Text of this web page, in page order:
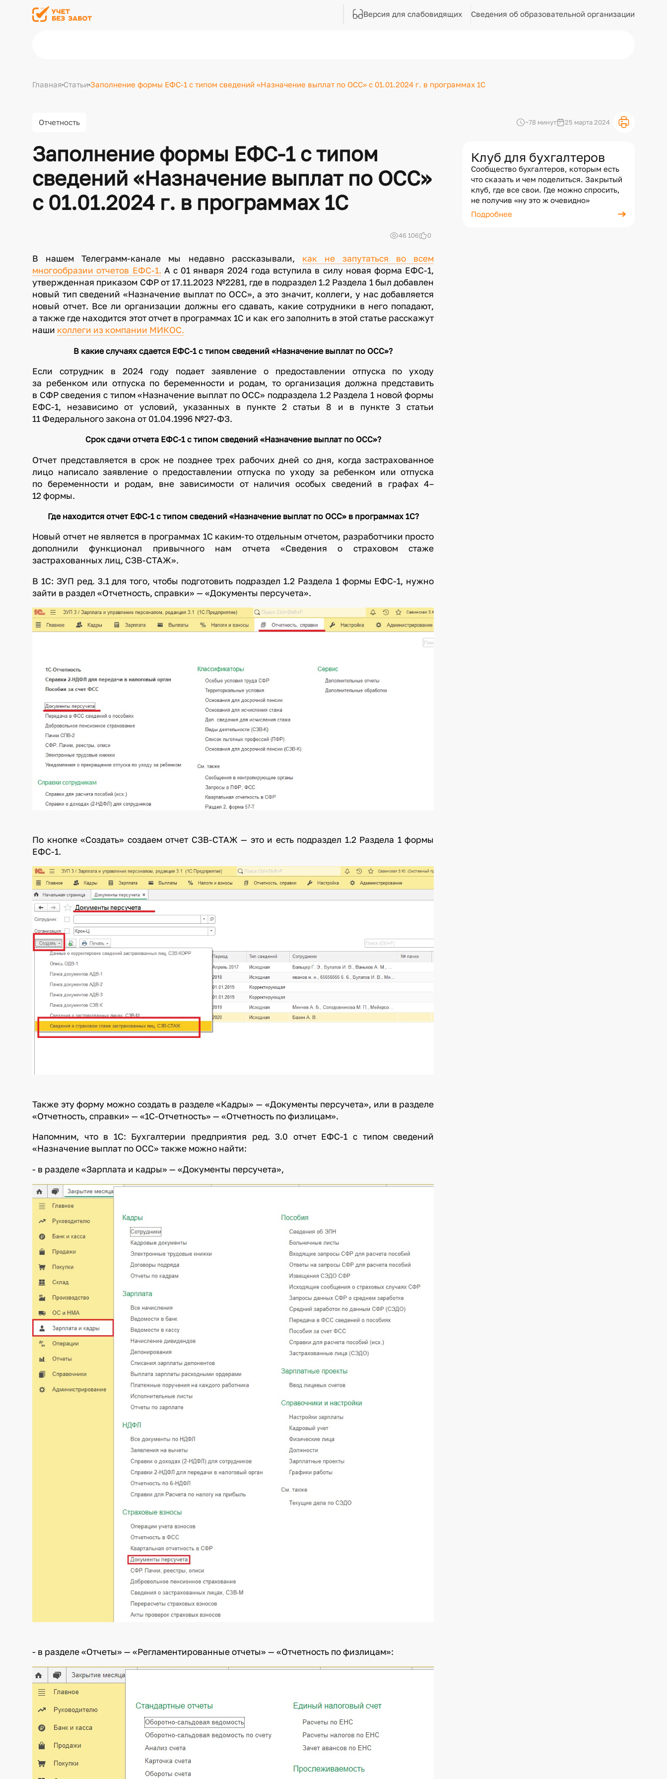
Версия для слабовидящих Сведения об образовательной организации
Главная СтатьиЗаполнение формы ЕФС-1 с типом сведений «Назначение выплат по ОСС» с 01.01.2024 г. в программах 1С
Отчетность ~78 минут 25 марта 2024
Заполнение формы ЕФС-1 с типом
сведений «Назначение выплат по ОСС»
с 01.01.2024 г. в программах 1С
46 106 0
В нашем Телеграмм-канале мы недавно рассказывали, как не запутаться во всем
многообразии отчетов ЕФС-1. А с 01 января 2024 года вступила в силу новая форма ЕФС-1,
утвержденная приказом СФР от 17.11.2023 №2281, где в подраздел 1.2 Раздела 1 был добавлен
новый тип сведений «Назначение выплат по ОСС», а это значит, коллеги, у нас добавляется
новый отчет. Все ли организации должны его сдавать, какие сотрудники в него попадают,
а также где находится этот отчет в программах 1С и как его заполнить в этой статье расскажут
наши коллеги из компании МИКОС.
В какие случаях сдается ЕФС-1 с типом сведений «Назначение выплат по ОСС»?
Если сотрудник в 2024 году подает заявление о предоставлении отпуска по уходу
за ребенком или отпуска по беременности и родам, то организация должна представить
в СФР сведения с типом «Назначение выплат по ОСС» подраздела 1.2 Раздела 1 новой формы
ЕФС-1, независимо от условий, указанных в пункте 2 статьи 8 и в пункте 3 статьи
11 Федерального закона от 01.04.1996 №27-ФЗ.
Срок сдачи отчета ЕФС-1 с типом сведений «Назначение выплат по ОСС»?
Отчет представляется в срок не позднее трех рабочих дней со дня, когда застрахованное
лицо написало заявление о предоставлении отпуска по уходу за ребенком или отпуска
по беременности и родам, вне зависимости от наличия особых сведений в графах 4–
12 формы.
Где находится отчет ЕФС-1 с типом сведений «Назначение выплат по ОСС» в программах 1С?
Новый отчет не является в программах 1С каким-то отдельным отчетом, разработчики просто
дополнили функционал привычного нам отчета «Сведения о страховом стаже
застрахованных лиц, СЗВ-СТАЖ».
В 1С: ЗУП ред. 3.1 для того, чтобы подготовить подраздел 1.2 Раздела 1 формы ЕФС-1, нужно
зайти в раздел «Отчетность, справки» — «Документы персучета».
По кнопке «Создать» создаем отчет СЗВ-СТАЖ — это и есть подраздел 1.2 Раздела 1 формы
ЕФС-1.
Также эту форму можно создать в разделе «Кадры» — «Документы персучета», или в разделе
«Отчетность, справки» — «1С-Отчетность» — «Отчетность по физлицам».
Напомним, что в 1С: Бухгалтерии предприятия ред. 3.0 отчет ЕФС-1 с типом сведений
«Назначение выплат по ОСС» также можно найти:
- в разделе «Зарплата и кадры» — «Документы персучета»,
- в разделе «Отчеты» — «Регламентированные отчеты» — «Отчетность по физлицам»:
Клуб для бухгалтеров
Сообщество бухгалтеров, которым есть
что сказать и чем поделиться. Закрытый
клуб, где все свои. Где можно спросить,
не получив «ну это ж очевидно»
Подробнее